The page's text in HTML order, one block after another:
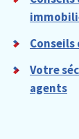
Votre
agents